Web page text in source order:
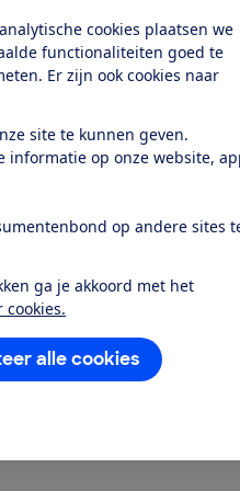
cookies plaatsen we
functionaliteiten goed te
Er zijn ook cookies naar
site te kunnen geven.
informatie op onze website,
op andere sites
ga je akkoord met het
cookies.
alle cookies